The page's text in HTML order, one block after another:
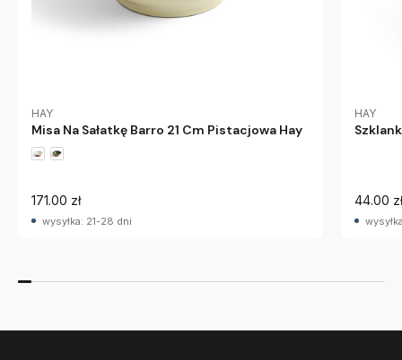
HAY
Misa Na Sałatkę Barro 21 Cm Pistacjowa Hay
171.00 zł
wysyłka: 21-28 dni
HAY
44.00 zł